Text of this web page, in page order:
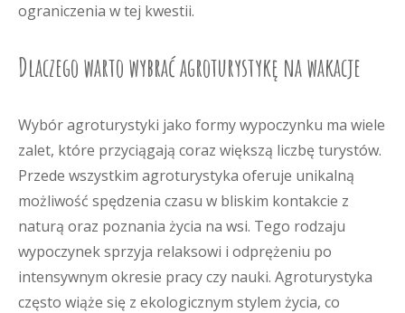
ograniczenia w tej kwestii.
Dlaczego warto wybrać agroturystykę na wakacje
Wybór agroturystyki jako formy wypoczynku ma wiele
zalet, które przyciągają coraz większą liczbę turystów.
Przede wszystkim agroturystyka oferuje unikalną
możliwość spędzenia czasu w bliskim kontakcie z
naturą oraz poznania życia na wsi. Tego rodzaju
wypoczynek sprzyja relaksowi i odprężeniu po
intensywnym okresie pracy czy nauki. Agroturystyka
często wiąże się z ekologicznym stylem życia, co